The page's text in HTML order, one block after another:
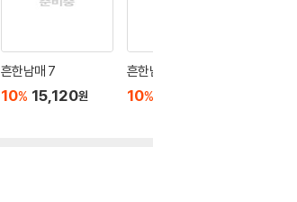
흔한남매 7
10% 15,120원
흔한남매 8
10%